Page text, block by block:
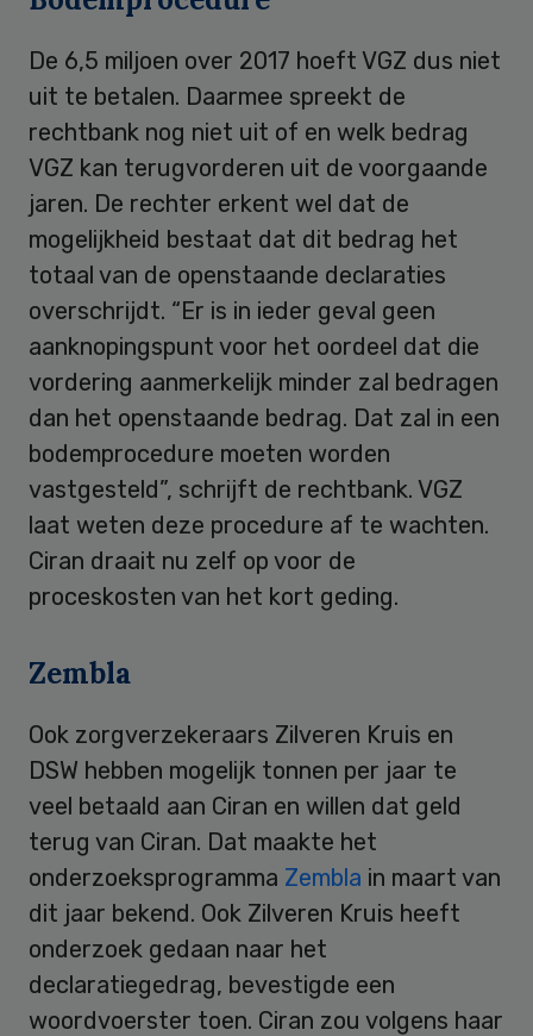
De 6,5 miljoen over 2017 hoeft VGZ dus niet
uit te betalen. Daarmee spreekt de
rechtbank nog niet uit of en welk bedrag
VGZ kan terugvorderen uit de voorgaande
jaren. De rechter erkent wel dat de
mogelijkheid bestaat dat dit bedrag het
totaal van de openstaande declaraties
overschrijdt. “Er is in ieder geval geen
aanknopingspunt voor het oordeel dat die
vordering aanmerkelijk minder zal bedragen
dan het openstaande bedrag. Dat zal in een
bodemprocedure moeten worden
vastgesteld”, schrijft de rechtbank. VGZ
laat weten deze procedure af te wachten.
Ciran draait nu zelf op voor de
proceskosten van het kort geding.
Zembla
Ook zorgverzekeraars Zilveren Kruis en
DSW hebben mogelijk tonnen per jaar te
veel betaald aan Ciran en willen dat geld
terug van Ciran. Dat maakte het
onderzoeksprogramma Zembla in maart van
dit jaar bekend. Ook Zilveren Kruis heeft
onderzoek gedaan naar het
declaratiegedrag, bevestigde een
woordvoerster toen. Ciran zou volgens haar